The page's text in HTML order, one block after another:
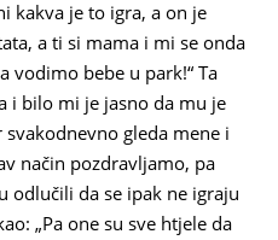
kakva je to igra, a on je
a ti si mama i mi se onda
vodimo bebe u park!“ Ta
i bilo mi je jasno da mu je
gleda mene i
način pozdravljamo, pa
odlučili da se ipak ne igraju
„Pa one su sve htjele da